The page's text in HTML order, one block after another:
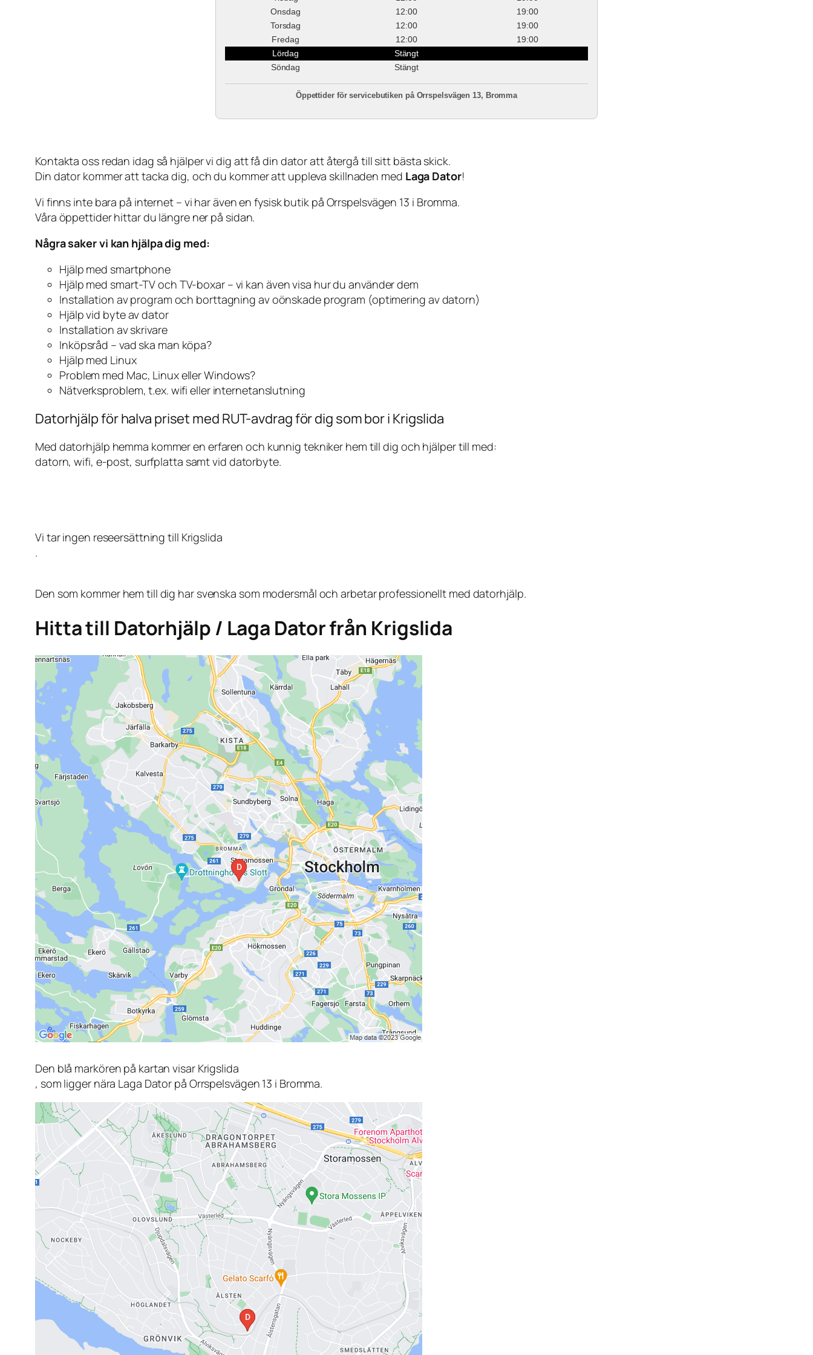
Onsdag
12:00
19:00
Torsdag
12:00
19:00
Fredag
12:00
19:00
Lördag
Stängt
Söndag
Stängt
Öppettider för servicebutiken på Orrspelsvägen 13, Bromma
Kontakta oss redan idag så hjälper vi dig att få din dator att återgå till sitt bästa skick.
Din dator kommer att tacka dig, och du kommer att uppleva skillnaden med Laga Dator!
Vi finns inte bara på internet – vi har även en fysisk butik på Orrspelsvägen 13 i Bromma.
Våra öppettider hittar du längre ner på sidan.
Några saker vi kan hjälpa dig med:
Hjälp med smartphone
Hjälp med smart-TV och TV-boxar – vi kan även visa hur du använder dem
Installation av program och borttagning av oönskade program (optimering av datorn)
Hjälp vid byte av dator
Installation av skrivare
Inköpsråd – vad ska man köpa?
Hjälp med Linux
Problem med Mac, Linux eller Windows?
Nätverksproblem, t.ex. wifi eller internetanslutning
Datorhjälp för halva priset med RUT-avdrag för dig som bor i Krigslida
Med datorhjälp hemma kommer en erfaren och kunnig tekniker hem till dig och hjälper till med:
datorn, wifi, e-post, surfplatta samt vid datorbyte.
Vi tar ingen reseersättning till Krigslida
.
Den som kommer hem till dig har svenska som modersmål och arbetar professionellt med datorhjälp.
Hitta till Datorhjälp / Laga Dator från Krigslida
Den blå markören på kartan visar Krigslida
, som ligger nära Laga Dator på Orrspelsvägen 13 i Bromma.